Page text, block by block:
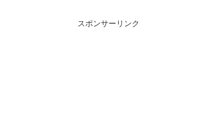
スポンサーリンク